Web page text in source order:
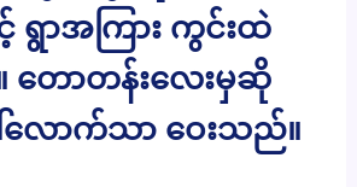
ရွာအကြား ကွင်းထဲ
ောတန်းလေးမှဆို
လောက်သာ ဝေးသည်။